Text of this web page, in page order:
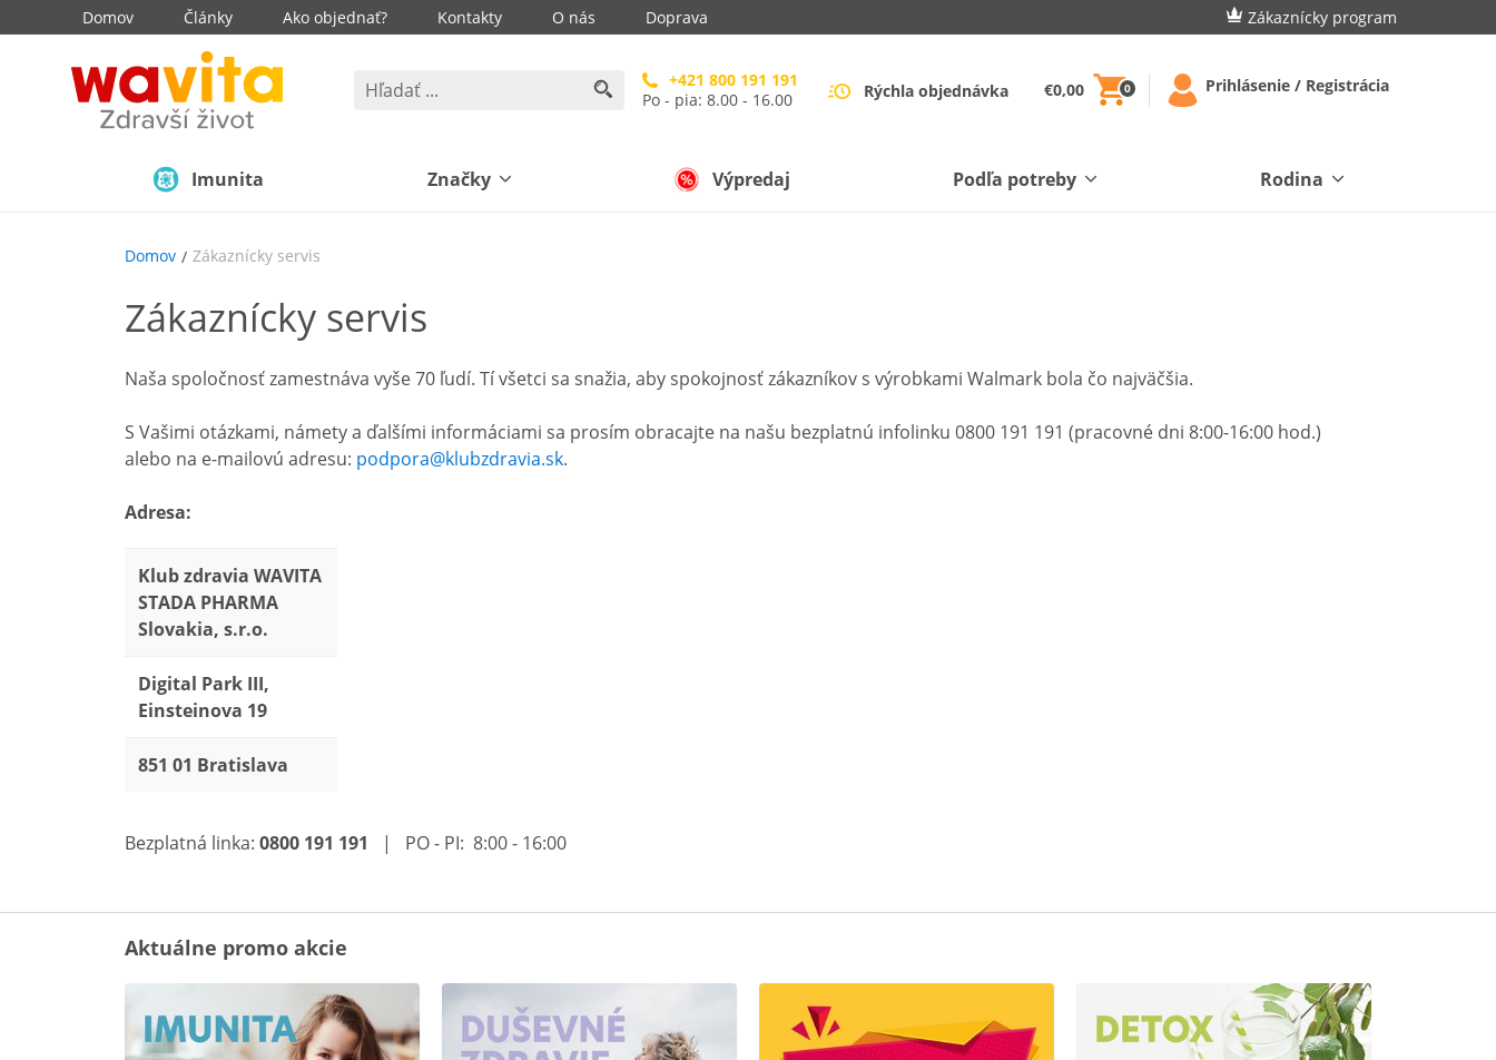
Domov Články Ako objednať? Kontakty O nás Doprava Zákaznícky program
+421 800 191 191
Po - pia: 8.00 - 16.00
Rýchla objednávka €0,00 0 Prihlásenie / Registrácia
Imunita Značky Výpredaj Podľa potreby Rodina
Domov Zákaznícky servis
Zákaznícky servis
Naša spoločnosť zamestnáva vyše 70 ľudí. Tí všetci sa snažia, aby spokojnosť zákazníkov s výrobkami Walmark bola čo najväčšia.
S Vašimi otázkami, námety a ďalšími informáciami sa prosím obracajte na našu bezplatnú infolinku 0800 191 191 (pracovné dni 8:00-16:00 hod.)
alebo na e-mailovú adresu: podpora@klubzdravia.sk.
Adresa:
Klub zdravia WAVITA
STADA PHARMA
Slovakia, s.r.o.
Digital Park III,
Einsteinova 19
851 01 Bratislava
Bezplatná linka: 0800 191 191 | PO - PI: 8:00 - 16:00
Aktuálne promo akcie